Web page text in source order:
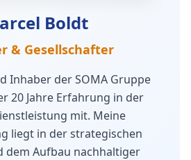
Boldt
& Gesellschafter
Inhaber der SOMA Gruppe
20 Jahre Erfahrung in der
mit. Meine
liegt in der strategischen
dem Aufbau nachhaltiger